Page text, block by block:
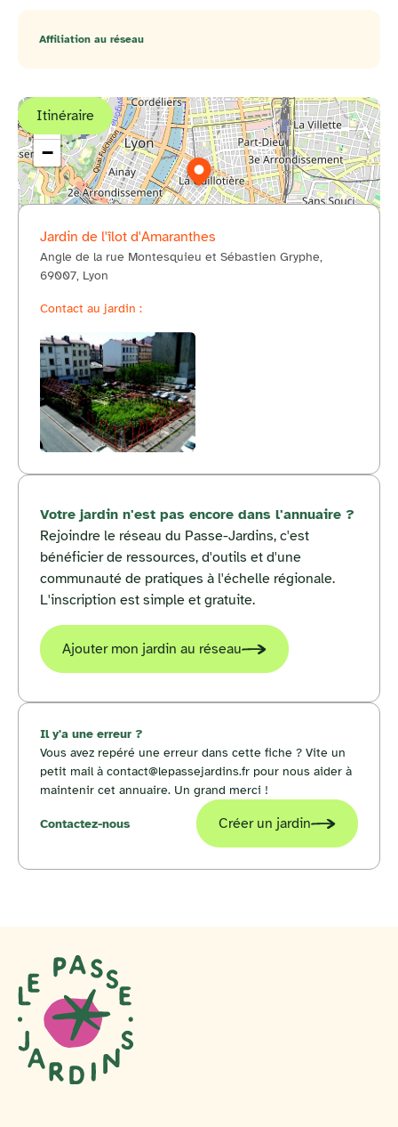
Affiliation au réseau
Itinéraire
+
−
© OpenStreetMap
Jardin de l'îlot d'Amaranthes
Angle de la rue Montesquieu et Sébastien Gryphe,
69007, Lyon
Contact au jardin :
Votre jardin n'est pas encore dans l'annuaire ?
Rejoindre le réseau du Passe-Jardins, c'est
bénéficier de ressources, d'outils et d'une
communauté de pratiques à l'échelle régionale.
L'inscription est simple et gratuite.
Ajouter mon jardin au réseau
Il y'a une erreur ?
Vous avez repéré une erreur dans cette fiche ? Vite un
petit mail à contact@lepassejardins.fr pour nous aider à
maintenir cet annuaire. Un grand merci !
Contactez-nous Créer un jardin